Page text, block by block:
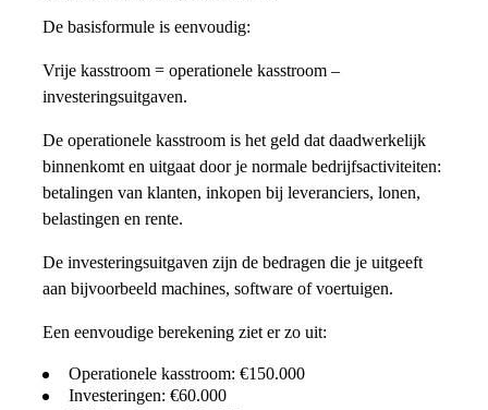
De basisformule is eenvoudig:
Vrije kasstroom = operationele kasstroom –
investeringsuitgaven.
De operationele kasstroom is het geld dat daadwerkelijk
binnenkomt en uitgaat door je normale bedrijfsactiviteiten:
betalingen van klanten, inkopen bij leveranciers, lonen,
belastingen en rente.
De investeringsuitgaven zijn de bedragen die je uitgeeft
aan bijvoorbeeld machines, software of voertuigen.
Een eenvoudige berekening ziet er zo uit:
Operationele kasstroom: €150.000
Investeringen: €60.000